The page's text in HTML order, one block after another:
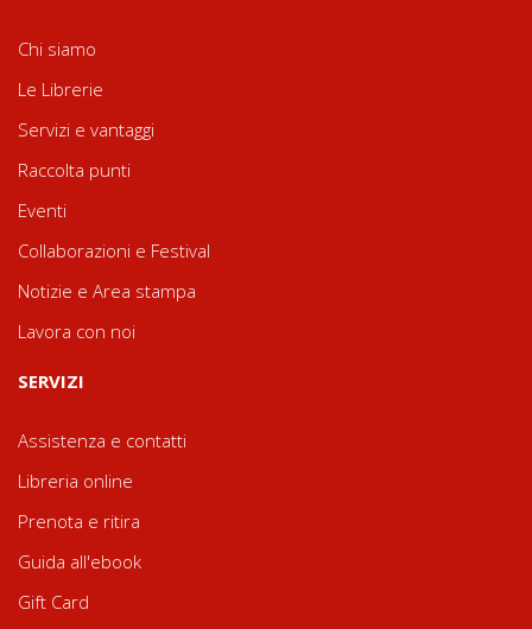
Chi siamo
Le Librerie
Servizi e vantaggi
Raccolta punti
Eventi
Collaborazioni e Festival
Notizie e Area stampa
Lavora con noi
SERVIZI
Assistenza e contatti
Libreria online
Prenota e ritira
Guida all'ebook
Gift Card